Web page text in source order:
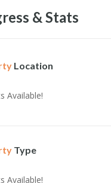
& Stats
Location
Available!
Type
Available!